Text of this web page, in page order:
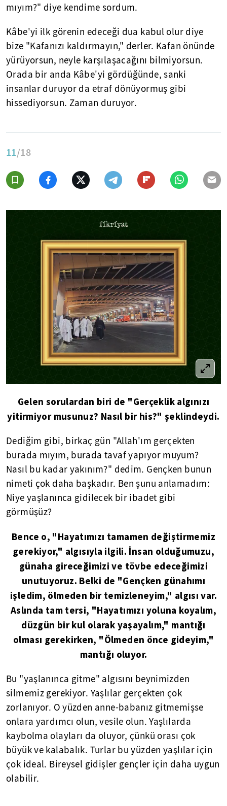
mıyım?" diye kendime sordum.
Kâbe'yi ilk görenin edeceği dua kabul olur diye
bize "Kafanızı kaldırmayın," derler. Kafan önünde
yürüyorsun, neyle karşılaşacağını bilmiyorsun.
Orada bir anda Kâbe'yi gördüğünde, sanki
insanlar duruyor da etraf dönüyormuş gibi
hissediyorsun. Zaman duruyor.
11/18
Gelen sorulardan biri de "Gerçeklik algınızı
yitirmiyor musunuz? Nasıl bir his?" şeklindeydi.
Dediğim gibi, birkaç gün "Allah'ım gerçekten
burada mıyım, burada tavaf yapıyor muyum?
Nasıl bu kadar yakınım?" dedim. Gençken bunun
nimeti çok daha başkadır. Ben şunu anlamadım:
Niye yaşlanınca gidilecek bir ibadet gibi
görmüşüz?
Bence o, "Hayatımızı tamamen değiştirmemiz
gerekiyor," algısıyla ilgili. İnsan olduğumuzu,
günaha gireceğimizi ve tövbe edeceğimizi
unutuyoruz. Belki de "Gençken günahımı
işledim, ölmeden bir temizleneyim," algısı var.
Aslında tam tersi, "Hayatımızı yoluna koyalım,
düzgün bir kul olarak yaşayalım," mantığı
olması gerekirken, "Ölmeden önce gideyim,"
mantığı oluyor.
Bu "yaşlanınca gitme" algısını beynimizden
silmemiz gerekiyor. Yaşlılar gerçekten çok
zorlanıyor. O yüzden anne-babanız gitmemişse
onlara yardımcı olun, vesile olun. Yaşlılarda
kaybolma olayları da oluyor, çünkü orası çok
büyük ve kalabalık. Turlar bu yüzden yaşlılar için
çok ideal. Bireysel gidişler gençler için daha uygun
olabilir.